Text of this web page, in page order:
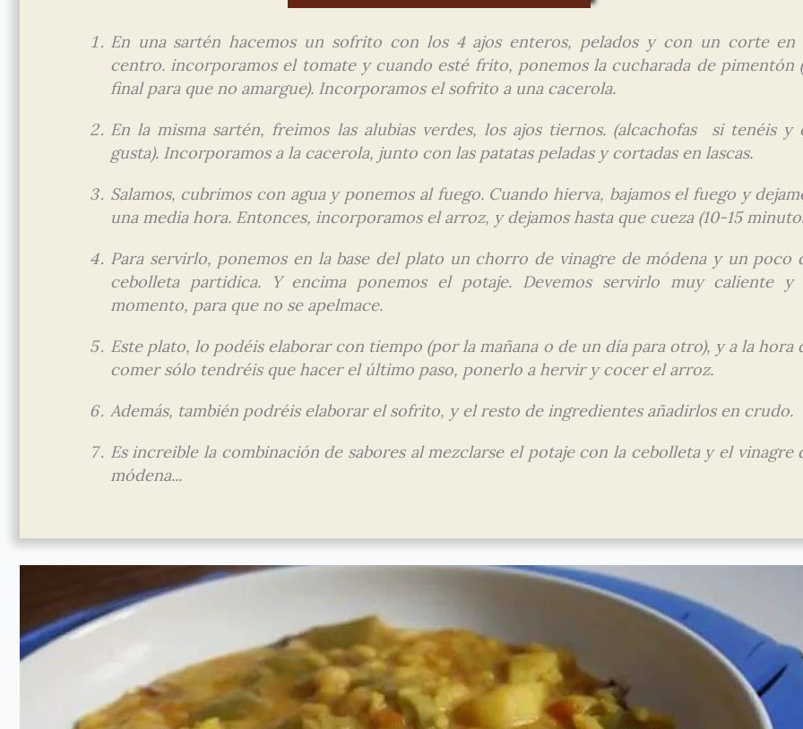
En una sartén hacemos un sofrito con los 4 ajos enteros, pelados y con un corte en
centro. incorporamos el tomate y cuando esté frito, ponemos la cucharada de pimentón
final para que no amargue). Incorporamos el sofrito a una cacerola.
En la misma sartén, freimos las alubias verdes, los ajos tiernos. (alcachofas si tenéis y
gusta). Incorporamos a la cacerola, junto con las patatas peladas y cortadas en lascas.
Salamos, cubrimos con agua y ponemos al fuego. Cuando hierva, bajamos el fuego y
una media hora. Entonces, incorporamos el arroz, y dejamos hasta que cueza (10-15
Para servirlo, ponemos en la base del plato un chorro de vinagre de módena y un poco
cebolleta partidica. Y encima ponemos el potaje. Devemos servirlo muy caliente y
momento, para que no se apelmace.
Este plato, lo podéis elaborar con tiempo (por la mañana o de un día para otro), y a la hora
comer sólo tendréis que hacer el último paso, ponerlo a hervir y cocer el arroz.
Además, también podréis elaborar el sofrito, y el resto de ingredientes añadirlos en crudo.
Es increible la combinación de sabores al mezclarse el potaje con la cebolleta y el vinagre
módena...